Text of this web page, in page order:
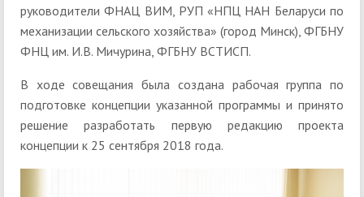
руководители ФНАЦ ВИМ, РУП «НПЦ НАН Беларуси по
механизации сельского хозяйства» (город Минск), ФГБНУ
ФНЦ им. И.В. Мичурина, ФГБНУ ВСТИСП.
В ходе совещания была создана рабочая группа по
подготовке концепции указанной программы и принято
решение разработать первую редакцию проекта
концепции к 25 сентября 2018 года.